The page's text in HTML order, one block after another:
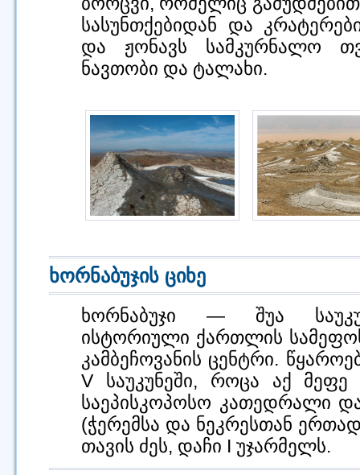
სასუნთქებიდან და
და ჟონავს სამკურნალო
ნავთობი და ტალახი.
ხორნაბუჯის ციხე
ხორნაბუჯი — შუა
ისტორიული ქართლის
კამბეჩოვანის ცენტრი.
V საუკუნეში, როცა აქ
საეპისკოპოსო კათედრალი
(ჭერემსა და ნეკრესთან
თავის ძეს, დაჩი I უჯარმელს.